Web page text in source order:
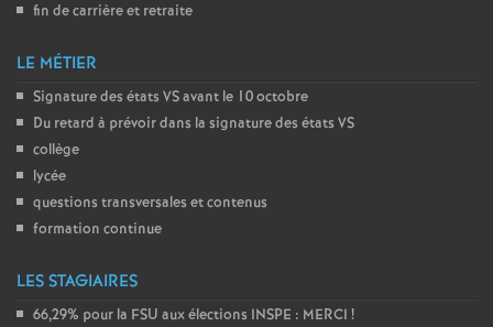
u
fin de carrière et retraite
LE MÉTIER
Signature des états VSavant le 10 octobre
Du retard à prévoir dans la signature des états VS
collège
lycée
questions transversales et contenus
formation continue
LES STAGIAIRES
66,29% pour la FSU aux élections INSPE : MERCI !